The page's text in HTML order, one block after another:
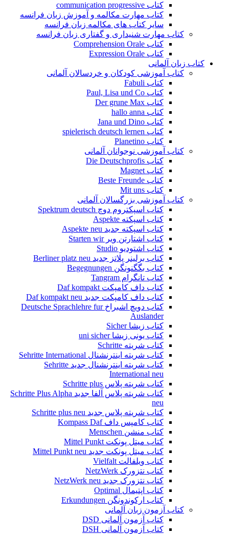
کتاب communication progressive
کتاب مهارت مکالمه و آموزش زبان فرانسه
سایر کتاب های مکالمه زبان فرانسه
کتاب مهارت شنیداری و گفتاری زبان فرانسه
کتاب Comprehension Orale
کتاب Expression Orale
کتاب زبان آلمانی
کتاب آموزشی کودکان و خردسالان آلمانی
کتاب Fabuli
کتاب Paul, Lisa und Co
کتاب Der grune Max
کتاب hallo anna
کتاب Jana und Dino
کتاب spielerisch deutsch lernen
کتاب Planetino
کتاب آموزشی نوجوانان آلمانی
کتاب Die Deutschprofis
کتاب Magnet
کتاب Beste Freunde
کتاب Mit uns
کتاب آموزشی بزرگسالان آلمانی
کتاب اسپکتروم دوچ Spektrum deutsch
کتاب اسپکته Aspekte
کتاب اسپکته جدید Aspekte neu
کتاب اشتارتن ویر Starten wir
کتاب اشتودیو Studio
کتاب برلینر پلاتز جدید Berliner platz neu
کتاب بگگنونگن Begegnungen
کتاب تانگرام Tangram
کتاب داف کامپکت Daf kompakt
کتاب داف کامپکت جدید Daf kompakt neu
کتاب دویچ اشبراخ Deutsche Sprachlehre fur
Auslander
کتاب زیشا Sicher
کتاب یونی زیشا uni sicher
کتاب شریته Schritte
کتاب شریته اینترنشنال Sehritte International
کتاب شریته اینترنشنال جدید Sehritte
International neu
کتاب شریته پلاس Schritte plus
کتاب شریته پلاس آلفا جدید Schritte Plus Alpha
neu
کتاب شریته پلاس جدید Schritte plus neu
کتاب کامپس داف Kompass Daf
کتاب منشن Menschen
کتاب میتل پونکت Mittel Punkt
کتاب میتل پونکت جدید Mittel Punkt neu
کتاب ویلفالت Vielfalt
کتاب نتزورک NetzWerk
کتاب نتزورک جدید NetzWerk neu
کتاب اپتیمال Optimal
کتاب ارکوندونگن Erkundungen
کتاب آزمون زبان آلمانی
کتاب آزمون آلمانی DSD
کتاب آزمون آلمانی DSH